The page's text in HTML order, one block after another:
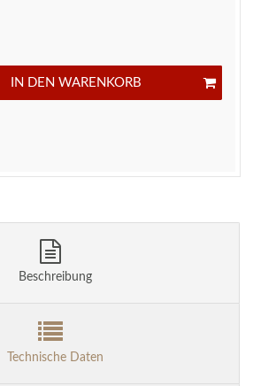
IN DEN WARENKORB
Beschreibung
Technische Daten